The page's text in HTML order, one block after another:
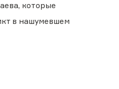
которые
в нашумевшем